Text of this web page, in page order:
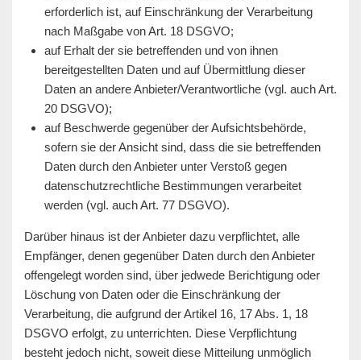
erforderlich ist, auf Einschränkung der Verarbeitung
nach Maßgabe von Art. 18 DSGVO;
auf Erhalt der sie betreffenden und von ihnen
bereitgestellten Daten und auf Übermittlung dieser
Daten an andere Anbieter/Verantwortliche (vgl. auch Art.
20 DSGVO);
auf Beschwerde gegenüber der Aufsichtsbehörde,
sofern sie der Ansicht sind, dass die sie betreffenden
Daten durch den Anbieter unter Verstoß gegen
datenschutzrechtliche Bestimmungen verarbeitet
werden (vgl. auch Art. 77 DSGVO).
Darüber hinaus ist der Anbieter dazu verpflichtet, alle
Empfänger, denen gegenüber Daten durch den Anbieter
offengelegt worden sind, über jedwede Berichtigung oder
Löschung von Daten oder die Einschränkung der
Verarbeitung, die aufgrund der Artikel 16, 17 Abs. 1, 18
DSGVO erfolgt, zu unterrichten. Diese Verpflichtung
besteht jedoch nicht, soweit diese Mitteilung unmöglich